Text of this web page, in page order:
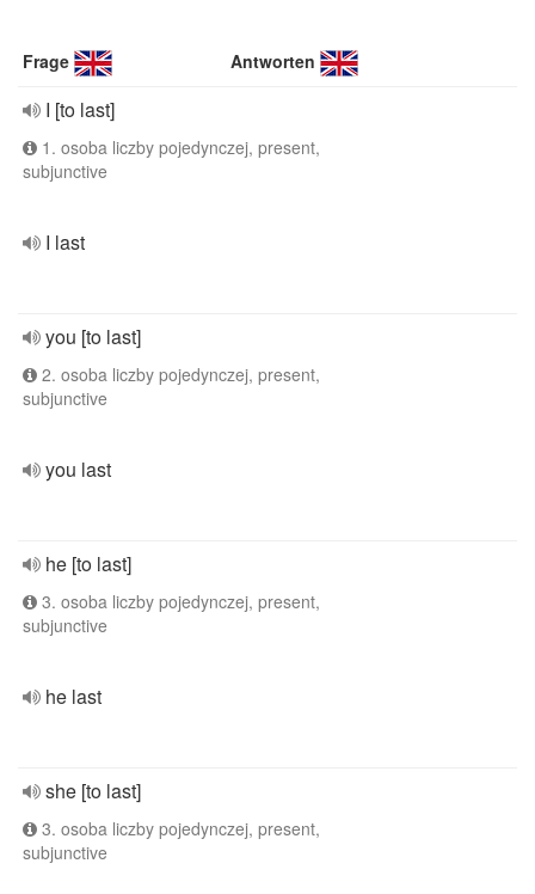
Frage Antworten
I [to last]
1. osoba liczby pojedynczej, present,
subjunctive
I last
you [to last]
2. osoba liczby pojedynczej, present,
subjunctive
you last
he [to last]
3. osoba liczby pojedynczej, present,
subjunctive
he last
she [to last]
3. osoba liczby pojedynczej, present,
subjunctive